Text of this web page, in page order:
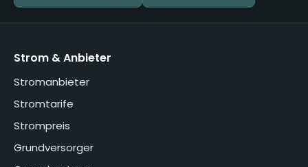
Strom & Anbieter
Stromanbieter
Stromtarife
Strompreis
Grundversorger